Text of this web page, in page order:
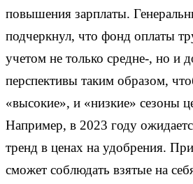
повышения зарплаты.
подчеркнул, что фонд оплаты
учетом не только средне-, но и
перспективы таким образом,
«высокие», и «низкие» сезоны
Например, в 2023 году
тренд в ценах на удобрения.
сможет соблюдать взятые на